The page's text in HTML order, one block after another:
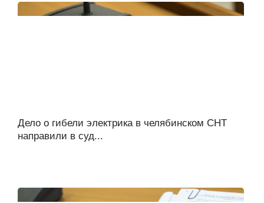
Дело о гибели электрика в челябинском СНТ
направили в суд...